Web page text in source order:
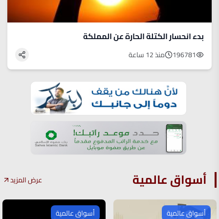
بدء انحسار الكتلة الحارة عن المملكة
196781 منذ 12 ساعة
أسواق عالمية عرض المزيد
أسواق عالمية أسواق عالمية